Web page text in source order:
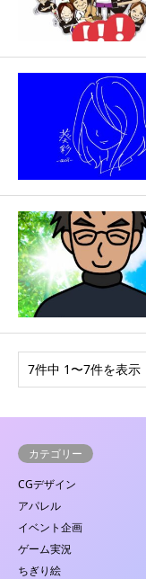
7件中 1〜7件を表示
カテゴリー
CGデザイン
アパレル
イベント企画
ゲーム実況
ちぎり絵